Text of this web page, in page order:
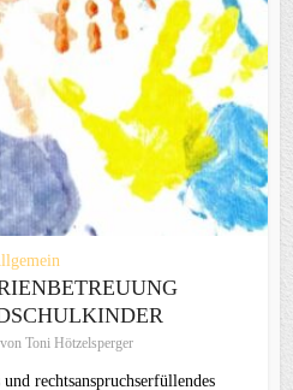
von Toni Hötzelsperger
rechtsanspruchserfüllendes